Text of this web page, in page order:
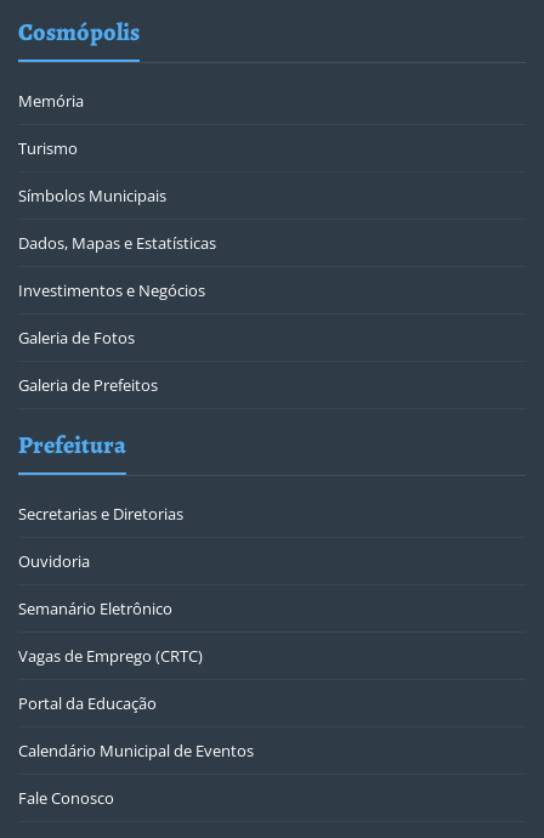
Cosmópolis
Memória
Turismo
Símbolos Municipais
Dados, Mapas e Estatísticas
Investimentos e Negócios
Galeria de Fotos
Galeria de Prefeitos
Prefeitura
Secretarias e Diretorias
Ouvidoria
Semanário Eletrônico
Vagas de Emprego (CRTC)
Portal da Educação
Calendário Municipal de Eventos
Fale Conosco